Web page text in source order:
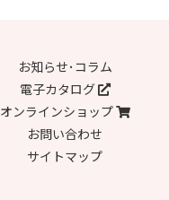
お知らせ･コラム
電子カタログ
オンラインショップ
お問い合わせ
サイトマップ